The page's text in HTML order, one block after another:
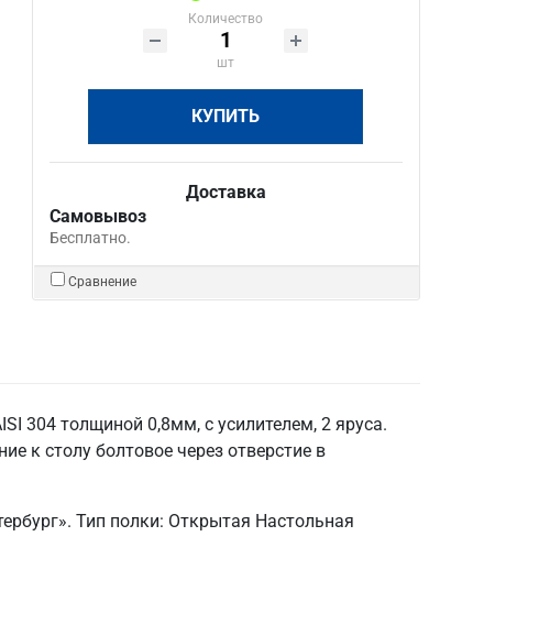
Количество
шт
КУПИТЬ
Доставка
Самовывоз
Бесплатно.
Сравнение
304 толщиной 0,8мм, с усилителем, 2 яруса.
к столу болтовое через отверстие в
Тип полки: Открытая Настольная